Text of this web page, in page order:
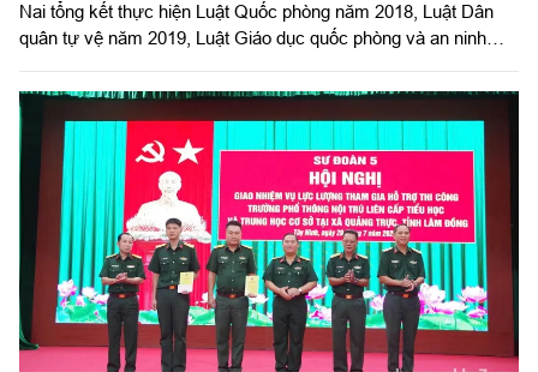
Nai tổng kết thực hiện Luật Quốc phòng năm 2018, Luật Dân
quân tự vệ năm 2019, Luật Giáo dục quốc phòng và an ninh
lệnh Quân khu dự, phát biểu chỉ đạo. Đại tá Võ Thành Danh, Ủy
viên Ban Thường vụ Thành ủy, Chỉ huy trưởng Bộ Chỉ huy
Quân sự thành phố Đồng Nai chủ trì hội nghị.